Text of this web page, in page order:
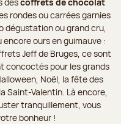
rondes ou carrées garnies
ou grand cru,
ours en guimauve :
Jeff de Bruges, ce sont
concoctés pour les grands
Noël, la fête des
Saint-Valentin. Là encore,
tranquillement, vous
bonheur !